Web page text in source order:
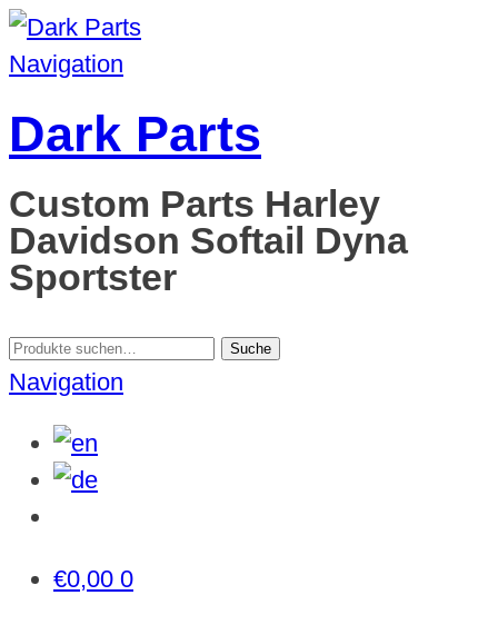
Navigation
Dark Parts
Custom Parts Harley
Davidson Softail Dyna
Sportster
Suche
nach:
Suche
Navigation
€0,00 0